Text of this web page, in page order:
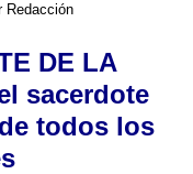
Redacción
DE LA
sacerdote
todos los